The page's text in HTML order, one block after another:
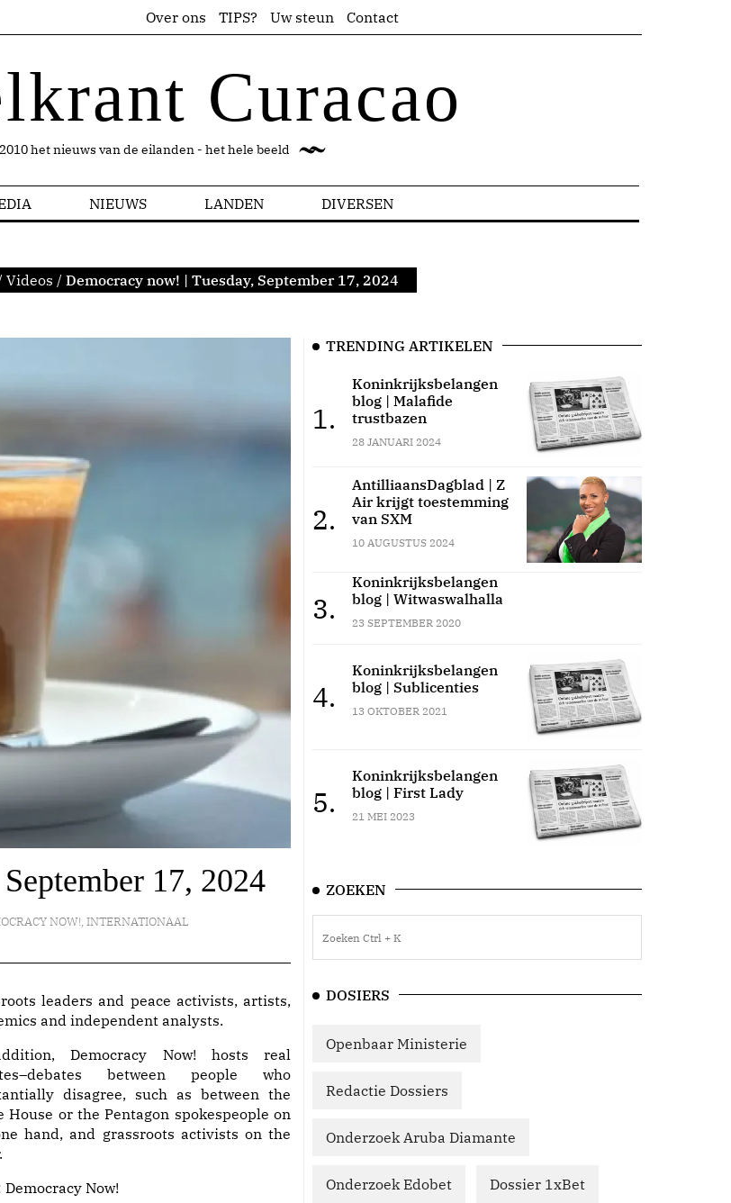
Over ons TIPS? Uw steun Contact
Curacao
het nieuws van de eilanden - het hele beeld
NIEUWS LANDEN DIVERSEN
Videos / Democracy now! | Tuesday, September 17, 2024
17, 2024
NOW!, INTERNATIONAAL
leaders and peace activists, artists,
and independent analysts.
Democracy Now! hosts real
between people who
disagree, such as between the
House or the Pentagon spokespeople on
hand, and grassroots activists on the
Democracy Now!
TRENDING ARTIKELEN
1.
Koninkrijksbelangen
blog | Malafide
trustbazen
28 JANUARI 2024
2.
AntilliaansDagblad | Z
Air krijgt toestemming
van SXM
10 AUGUSTUS 2024
3.
Koninkrijksbelangen
blog | Witwaswalhalla
23 SEPTEMBER 2020
4.
Koninkrijksbelangen
blog | Sublicenties
13 OKTOBER 2021
5.
Koninkrijksbelangen
blog | First Lady
21 MEI 2023
ZOEKEN
DOSIERS
Openbaar Ministerie
Redactie Dossiers
Onderzoek Aruba Diamante
Onderzoek Edobet Dossier 1xBet